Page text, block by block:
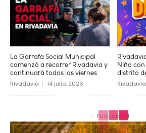
La Garrafa Social Municipal
comenzó a recorrer Rivadavia y
continuará todos los viernes
Rivadavia 14 julio, 2026
Niño
distrito
Rivadavia
- Publicidad -